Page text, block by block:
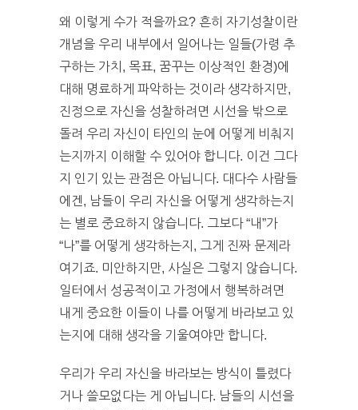
왜 이렇게 수가 적을까요? 흔히 자기성찰이란
개념을 우리 내부에서 일어나는 일들(가령 추
구하는 가치, 목표, 꿈꾸는 이상적인 환경)에
대해 명료하게 파악하는 것이라 생각하지만,
진정으로 자신을 성찰하려면 시선을 밖으로
돌려 우리 자신이 타인의 눈에 어떻게 비춰지
는지까지 이해할 수 있어야 합니다. 이건 그다
지 인기 있는 관점은 아닙니다. 대다수 사람들
에겐, 남들이 우리 자신을 어떻게 생각하는지
는 별로 중요하지 않습니다. 그보다 “내”가
“나”를 어떻게 생각하는지, 그게 진짜 문제라
여기죠. 미안하지만, 사실은 그렇지 않습니다.
일터에서 성공적이고 가정에서 행복하려면
내게 중요한 이들이 나를 어떻게 바라보고 있
는지에 대해 생각을 기울여야만 합니다.
우리가 우리 자신을 바라보는 방식이 틀렸다
거나 쓸모없다는 게 아닙니다. 남들의 시선을